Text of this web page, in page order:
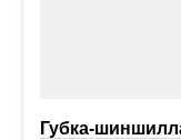
Губка-